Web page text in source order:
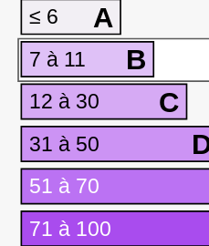
A
≤ 6
B
7 à 11
C
12 à 30
31 à 50
51 à 70
71 à 100